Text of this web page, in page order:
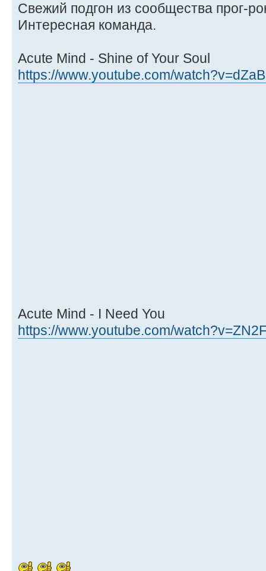
Свежий подгон из сообщества прог-
Интересная команда.
Acute Mind - Shine of Your Soul
https://www.youtube.com/
Acute Mind - I Need You
https://www.youtube.com/